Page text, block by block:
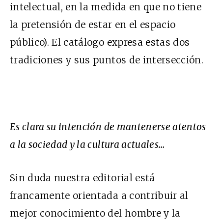
intelectual, en la medida en que no tiene
la pretensión de estar en el espacio
público). El catálogo expresa estas dos
tradiciones y sus puntos de intersección.
Es clara su intención de mantenerse atentos
a la sociedad y la cultura actuales…
Sin duda nuestra editorial está
francamente orientada a contribuir al
mejor conocimiento del hombre y la